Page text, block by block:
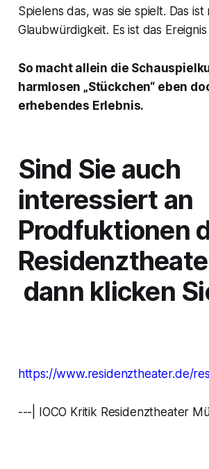
Spielens das, was sie spielt. Das ist
Glaubwürdigkeit. Es ist das
So macht allein die
harmlosen „Stückchen“ eben
erhebendes Erlebnis.
Sind Sie auch
interessiert an
Prodfuktionen
dann klicken
https://www.residenztheater.de/
---| IOCO Kritik Residenztheater